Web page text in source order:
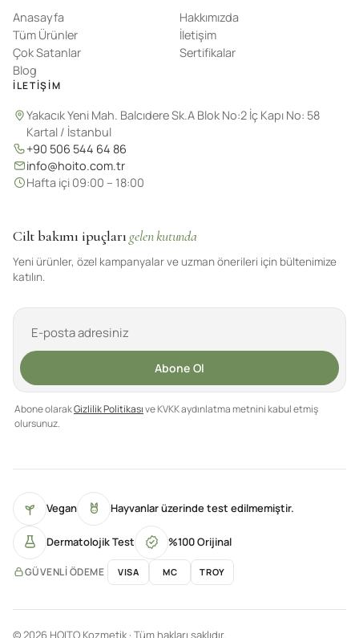
Cilt bakımı ipuçları gelen kutunda
Yeni ürünler, özel kampanyalar ve uzman önerileri için bültenimize
katılın.
Abone Ol
Abone olarakGizlilik Politikasıve KVKK aydınlatma metnini kabul etmiş
olursunuz.
Anasayfa
Tüm Ürünler
Çok Satanlar
Blog
Hakkımızda
İletişim
Sertifikalar
İLETIŞIM
Yakacık Yeni Mah. Balcıdere Sk.A Blok No:2 İç Kapı No: 58
Kartal / İstanbul
+90 506 544 64 86
info@hoito.com.tr
Hafta içi 09:00 – 18:00
Vegan Hayvanlar üzerinde test edilmemiştir.
Dermatolojik Test %100 Orijinal
GÜVENLI ÖDEME VISA MC TROY
© 2026 HOITO Kozmetik · Tüm hakları saklıdır.